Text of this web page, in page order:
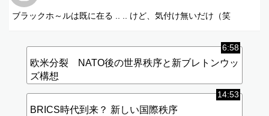
ブラックホ～ルは既に在る .. .. けど、気付け無いだけ（笑
6:58
欧米分裂 NATO後の世界秩序と新ブレトンウッ
ズ構想
14:53
BRICS時代到来？ 新しい国際秩序